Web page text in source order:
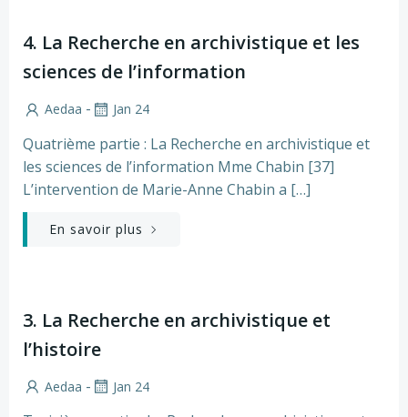
4. La Recherche en archivistique et les
sciences de l’information
Aedaa - Jan 24
Quatrième partie : La Recherche en archivistique et
les sciences de l’information Mme Chabin [37]
L’intervention de Marie-Anne Chabin a […]
En savoir plus
3. La Recherche en archivistique et
l’histoire
Aedaa - Jan 24